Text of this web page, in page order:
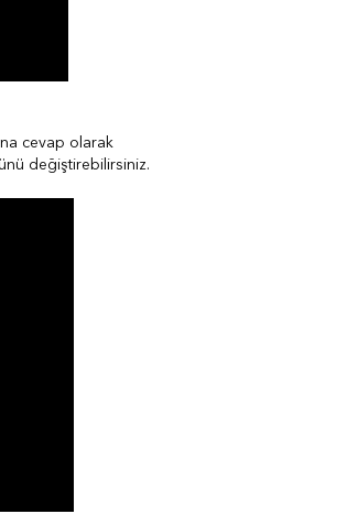
cevap olarak
değiştirebilirsiniz.